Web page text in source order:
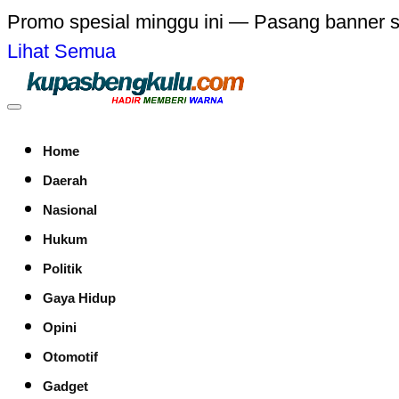
Promo spesial minggu ini — Pasang banner
Lihat Semua
Home
Daerah
Nasional
Hukum
Politik
Gaya Hidup
Opini
Otomotif
Gadget